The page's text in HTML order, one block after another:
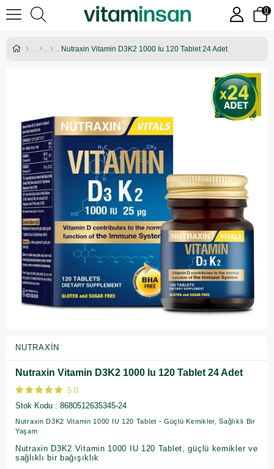
0
Nutraxin Vitamin D3K2 1000 Iu 120 Tablet 24 Adet
NUTRAXIN
Nutraxin Vitamin D3K2 1000 Iu 120 Tablet 24 Adet
5.0
Stok Kodu
8680512635345-24
Nutraxin D3K2 Vitamin 1000 IU 120 Tablet - Güçlü Kemikler, Sağlıklı Bir
Yaşam
Nutraxin D3K2 Vitamin 1000 IU 120 Tablet, güçlü kemikler ve
sağlıklı bir bağışıklık